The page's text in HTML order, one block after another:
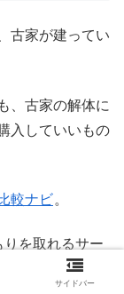
古家が建ってい
、古家の解体に
入していいもの
較ナビ。
を取れるサー
るよりも平均で
サイドバー